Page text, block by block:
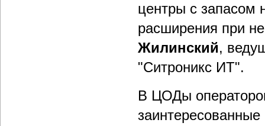
центры с запасом
расширения при
Жилинский,
"Ситроникс ИТ".
В ЦОДы